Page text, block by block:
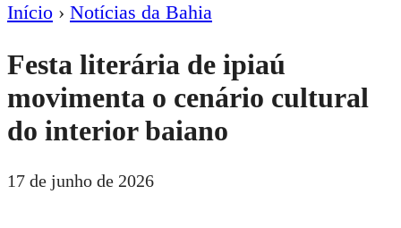
Início › Notícias da Bahia
Festa literária de ipiaú
movimenta o cenário cultural
do interior baiano
17 de junho de 2026